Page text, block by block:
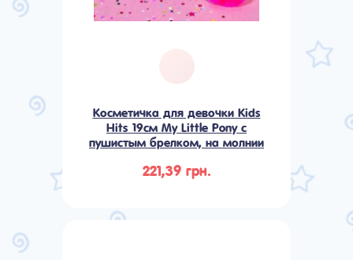
Косметичка для девочки Kids
Hits 19см My Little Pony с
пушистым брелком, на молнии
221,39 грн.